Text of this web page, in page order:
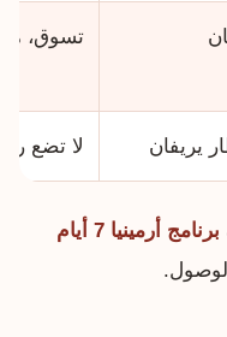
تسوق،
يريفان لا تضع
برنامج أرمينيا 7 أيام